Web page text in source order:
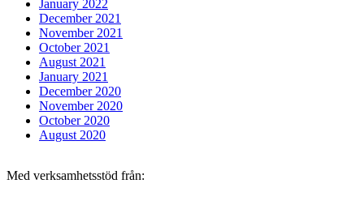
January 2022
December 2021
November 2021
October 2021
August 2021
January 2021
December 2020
November 2020
October 2020
August 2020
Med verksamhetsstöd från: